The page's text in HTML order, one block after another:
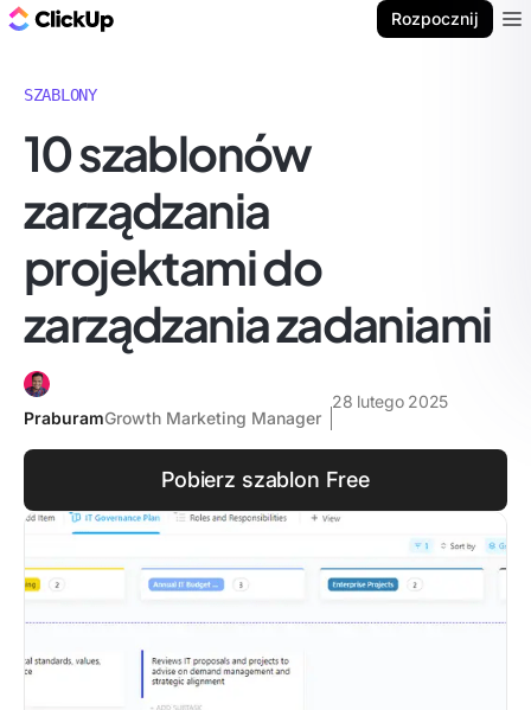
Rozpocznij
SZABLONY
10 szablonów
zarządzania
projektami do
zarządzania zadaniami
PraburamGrowth Marketing Manager
28 lutego 2025
Pobierz szablon Free